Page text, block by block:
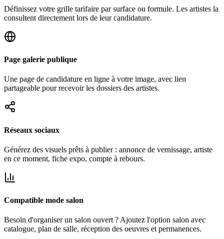
Définissez votre grille tarifaire par surface ou formule. Les artistes la
consultent directement lors de leur candidature.
Page galerie publique
Une page de candidature en ligne à votre image, avec lien
partageable pour recevoir les dossiers des artistes.
Réseaux sociaux
Générez des visuels prêts à publier : annonce de vernissage, artiste
en ce moment, fiche expo, compte à rebours.
Compatible mode salon
Besoin d'organiser un salon ouvert ? Ajoutez l'option salon avec
catalogue, plan de salle, réception des oeuvres et permanences.